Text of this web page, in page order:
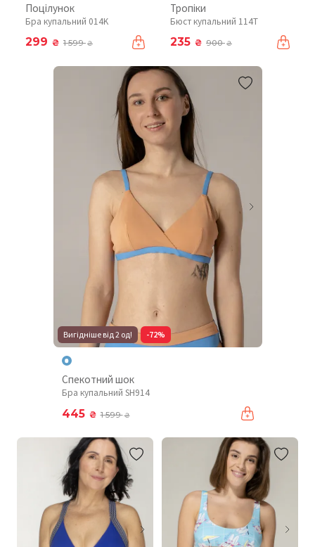
Поцілунок
Бра купальний 014K
299 ₴ 1 599₴
Тропіки
Бюст купальний 114T
235 ₴ 900₴
Вигідніше від 2 од! -72%
Спекотний шок
Бра купальний SH914
445 ₴ 1 599₴